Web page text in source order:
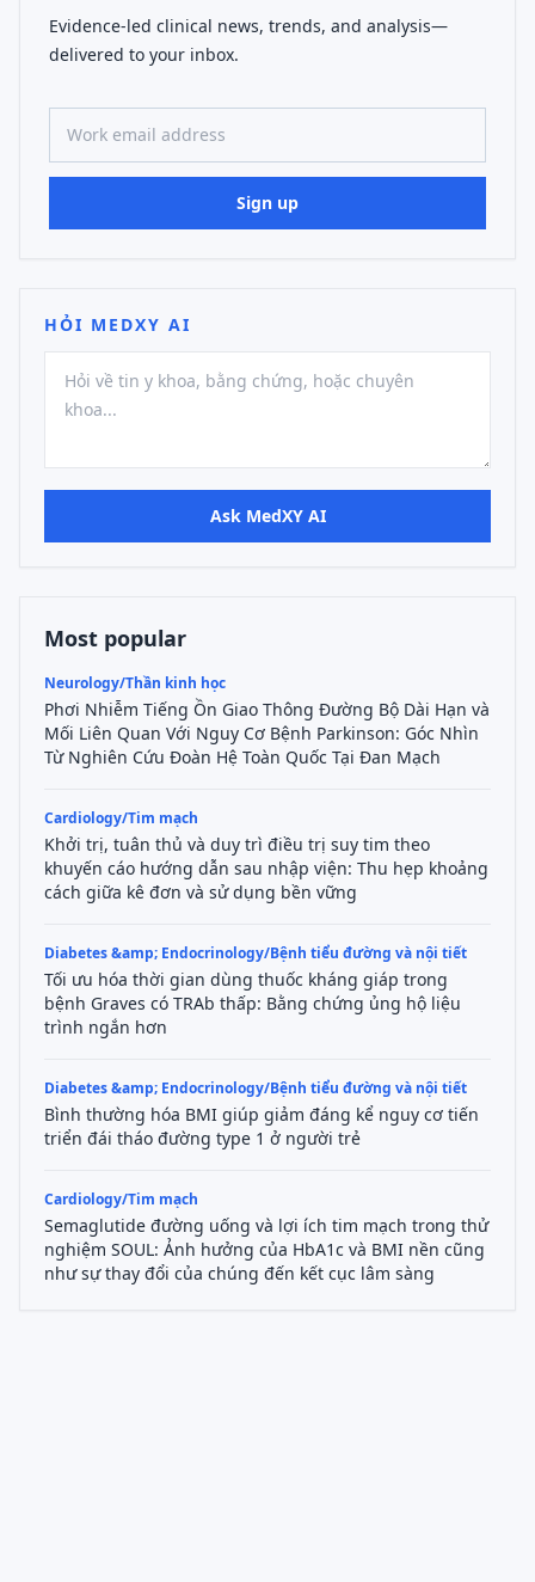
Evidence-led clinical news, trends, and analysis—
delivered to your inbox.
Work email address
Sign up
HỎI MEDXY AI
Ask MedXY AI
Most popular
Neurology/Thần kinh học
Phơi Nhiễm Tiếng Ồn Giao Thông Đường Bộ Dài Hạn và
Mối Liên Quan Với Nguy Cơ Bệnh Parkinson: Góc Nhìn
Từ Nghiên Cứu Đoàn Hệ Toàn Quốc Tại Đan Mạch
Cardiology/Tim mạch
Khởi trị, tuân thủ và duy trì điều trị suy tim theo
khuyến cáo hướng dẫn sau nhập viện: Thu hẹp khoảng
cách giữa kê đơn và sử dụng bền vững
Diabetes &amp; Endocrinology/Bệnh tiểu đường và nội tiết
Tối ưu hóa thời gian dùng thuốc kháng giáp trong
bệnh Graves có TRAb thấp: Bằng chứng ủng hộ liệu
trình ngắn hơn
Diabetes &amp; Endocrinology/Bệnh tiểu đường và nội tiết
Bình thường hóa BMI giúp giảm đáng kể nguy cơ tiến
triển đái tháo đường type 1 ở người trẻ
Cardiology/Tim mạch
Semaglutide đường uống và lợi ích tim mạch trong thử
nghiệm SOUL: Ảnh hưởng của HbA1c và BMI nền cũng
như sự thay đổi của chúng đến kết cục lâm sàng